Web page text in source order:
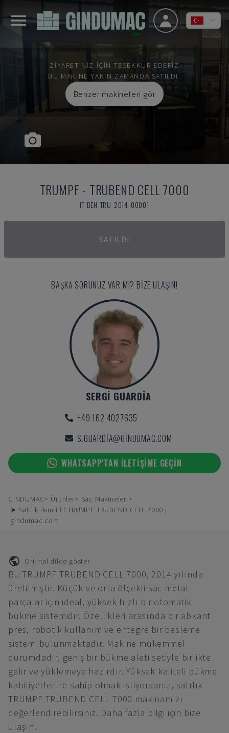
ZIYARETINIZ IÇIN TEŞEKKÜR EDERIZ
BU MAKINE YAKIN ZAMANDA SATILDI.
Benzer makineleri gör
TRUMPF - TRUBEND CELL 7000
IT-BEN-TRU-2014-00001
SATILDI
BAŞKA SORUNUZ VAR MI? BIZE ULAŞIN!
SERGI GUARDIA
+49 162 4027635
S.GUARDIA@GINDUMAC.COM
WHATSAPP'TAN ILETIŞIME GEÇIN
GINDUMAC Ürünler
Sac Makineleri
➤ Satılık İkinci El TRUMPF TRUBEND CELL 7000 |
gindumac.com
Orijinal dilde göster
Bu TRUMPF TRUBEND CELL 7000, 2014 yılında
üretilmiştir. Küçük ve orta ölçekli sac metal
parçalar için ideal, yüksek hızlı bir otomatik
bükme sistemidir. Özellikleri arasında bir abkant
pres, robotik kullanım ve entegre bir besleme
sistemi bulunmaktadır. Makine mükemmel
durumdadır, geniş bir bükme aleti setiyle birlikte
gelir ve yüklemeye hazırdır. Yüksek kaliteli bükme
kabiliyetlerine sahip olmak istiyorsanız, satılık
TRUMPF TRUBEND CELL 7000 makinamızı
değerlendirebilirsiniz. Daha fazla bilgi için bize
ulaşın.